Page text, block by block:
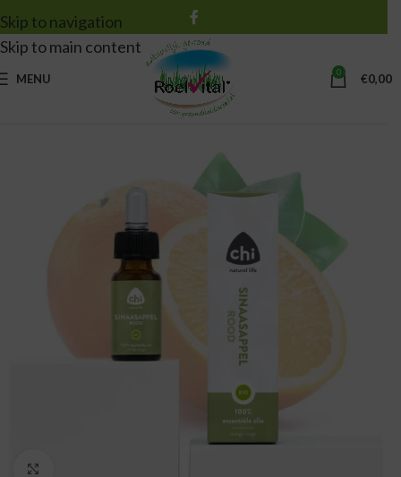
Skip to navigation
Skip to main content
MENU 0 €0,00